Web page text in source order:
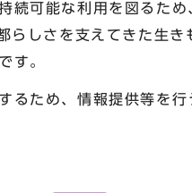
続可能な利用を図るた
しさを支えてきた生
す。
るため、情報提供等を